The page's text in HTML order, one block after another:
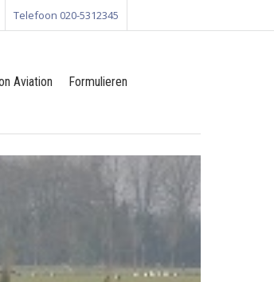
Telefoon 020-5312345
Aviation Formulieren